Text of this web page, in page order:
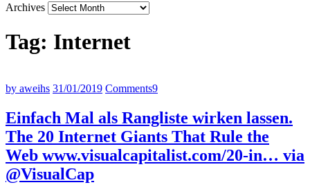
Archives
Tag: Internet
by aweihs 31/01/2019 Comments9
Einfach Mal als Rangliste wirken lassen.
The 20 Internet Giants That Rule the
Web www.visualcapitalist.com/20-in… via
@VisualCap